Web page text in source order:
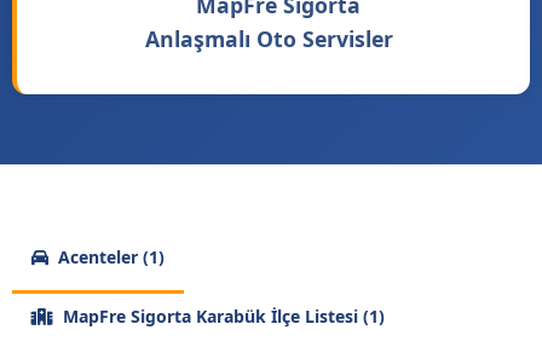
Anlaşmalı Oto Servisler
Acenteler (1)
MapFre Sigorta Karabük İlçe Listesi (1)